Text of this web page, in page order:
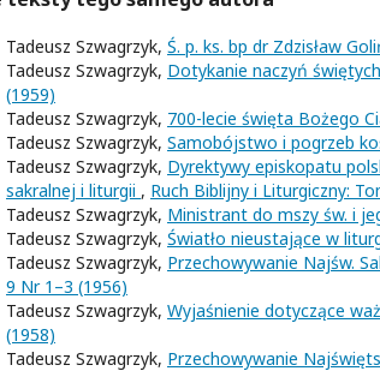
Tadeusz Szwagrzyk, Ś. p. ks. bp dr Zdzisław
Tadeusz Szwagrzyk, Dotykanie naczyń
(1959)
Tadeusz Szwagrzyk, 700-lecie święta Bożego
Tadeusz Szwagrzyk, Samobójstwo i pogrzeb
Tadeusz Szwagrzyk, Dyrektywy episkopatu
sakralnej i liturgii , Ruch Biblijny i Liturgiczny:
Tadeusz Szwagrzyk, Ministrant do mszy św. i
Tadeusz Szwagrzyk, Światło nieustające w
Tadeusz Szwagrzyk, Przechowywanie Najśw.
9 Nr 1–3 (1956)
Tadeusz Szwagrzyk, Wyjaśnienie dotyczące
(1958)
Tadeusz Szwagrzyk, Przechowywanie